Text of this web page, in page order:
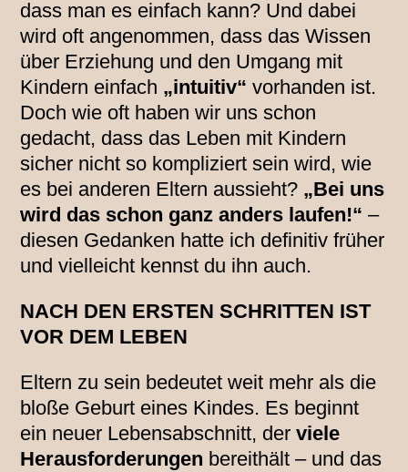
dass man es einfach kann? Und dabei
wird oft angenommen, dass das Wissen
über Erziehung und den Umgang mit
Kindern einfach „intuitiv“ vorhanden ist.
Doch wie oft haben wir uns schon
gedacht, dass das Leben mit Kindern
sicher nicht so kompliziert sein wird, wie
es bei anderen Eltern aussieht? „Bei uns
wird das schon ganz anders laufen!“–
diesen Gedanken hatte ich definitiv früher
und vielleicht kennst du ihn auch.
NACH DEN ERSTEN SCHRITTEN IST
VOR DEM LEBEN
Eltern zu sein bedeutet weit mehr als die
bloße Geburt eines Kindes. Es beginnt
ein neuer Lebensabschnitt, derviele
Herausforderungen bereithält – und das